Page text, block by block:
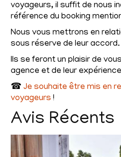
voyageurs, il suffit de nous
référence du booking
Nous vous mettrons en
sous réserve de leur accord.
Ils se feront un plaisir de
agence et de leur
☎Je souhaite être mis en
voyageurs !
Avis Récents